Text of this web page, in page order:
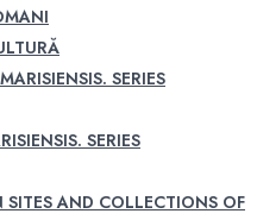
SERIES
SERIES
AND COLLECTIONS OF